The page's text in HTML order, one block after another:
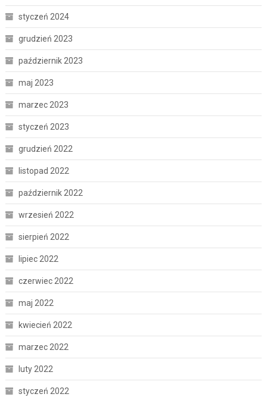
styczeń 2024
grudzień 2023
październik 2023
maj 2023
marzec 2023
styczeń 2023
grudzień 2022
listopad 2022
październik 2022
wrzesień 2022
sierpień 2022
lipiec 2022
czerwiec 2022
maj 2022
kwiecień 2022
marzec 2022
luty 2022
styczeń 2022